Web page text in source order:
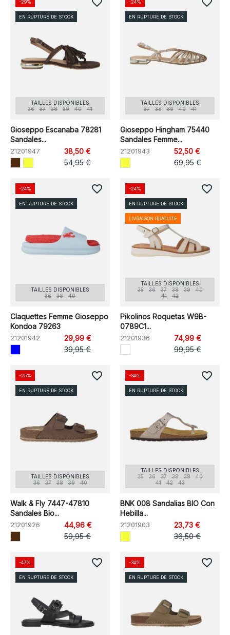
TAILLES DISPONIBLES
36
37 38 39 40 41
Gioseppo Escanaba 78281
Sandales...
21201947
38,50 €
54,95 €
-29%
EN RUPTURE DE STOCK
TAILLES DISPONIBLES
37
38 39 40 41
Gioseppo Hingham 75440
Sandales Femme...
21201943
52,50 €
69,95 €
-24%
EN RUPTURE DE STOCK
TAILLES DISPONIBLES
36
38 40
Claquettes Femme Gioseppo
Kondoa 79263
21201942
29,99 €
39,95 €
-24%
EN RUPTURE DE STOCK
favorite_border
TAILLES DISPONIBLES
35
36 37 38 39
40
41
42
Pikolinos Roquetas W9B-
0789C1...
21201936
74,99 €
99,95 €
-24%
EN RUPTURE DE STOCK
LIVRAISON GRATUITE
favorite_border
TAILLES DISPONIBLES
36
37 38 39 40
Walk & Fly 7447-47810
Sandales Bio...
21201926
44,96 €
59,95 €
-25%
EN RUPTURE DE STOCK
favorite_border
TAILLES DISPONIBLES
35
36 37 38 39
40
41
42 43
BNK 008 Sandalias BIO Con
Hebilla...
21201903
23,73 €
36,50 €
-34%
EN RUPTURE DE STOCK
favorite_border
-47%
EN RUPTURE DE STOCK
favorite_border -34%
EN RUPTURE DE STOCK
favorite_border